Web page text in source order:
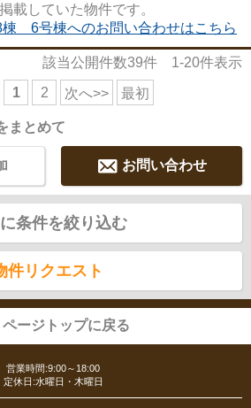
載していた物件です。
棟 6号棟へのお問い合わせはこちら
該当公開件数39件 1-20件表示
1 2 次へ>> 最初
まとめて
お問い合わせ
条件を絞り込む
件リクエスト
ページトップに戻る
営業時間:9:00～18:00
定休日:水曜日・木曜日